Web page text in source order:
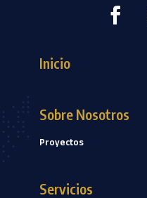
Inicio
Sobre Nosotros
Proyectos
Servicios